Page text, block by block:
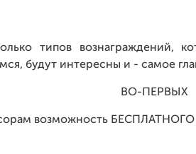
типов вознаграждений,
будут интересны и - самое
ВО-ПЕРВЫХ
возможность БЕСПЛАТНОГО